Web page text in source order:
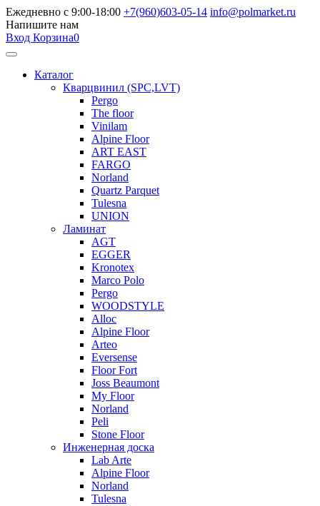
Ежедневно с 9:00-18:00 +7(960)603-05-14 info@polmarket.ru
Напишите нам
Вход Корзина0
Каталог
Кварцвинил (SPC,LVT)
Pergo
The floor
Vinilam
Alpine Floor
ART EAST
FARGO
Norland
Quartz Parquet
Tulesna
UNION
Ламинат
AGT
EGGER
Kronotex
Marco Polo
Pergo
WOODSTYLE
Alloc
Alpine Floor
Arteo
Eversense
Floor Fort
Joss Beaumont
My Floor
Norland
Peli
Stone Floor
Инженерная доска
Lab Arte
Alpine Floor
Norland
Tulesna